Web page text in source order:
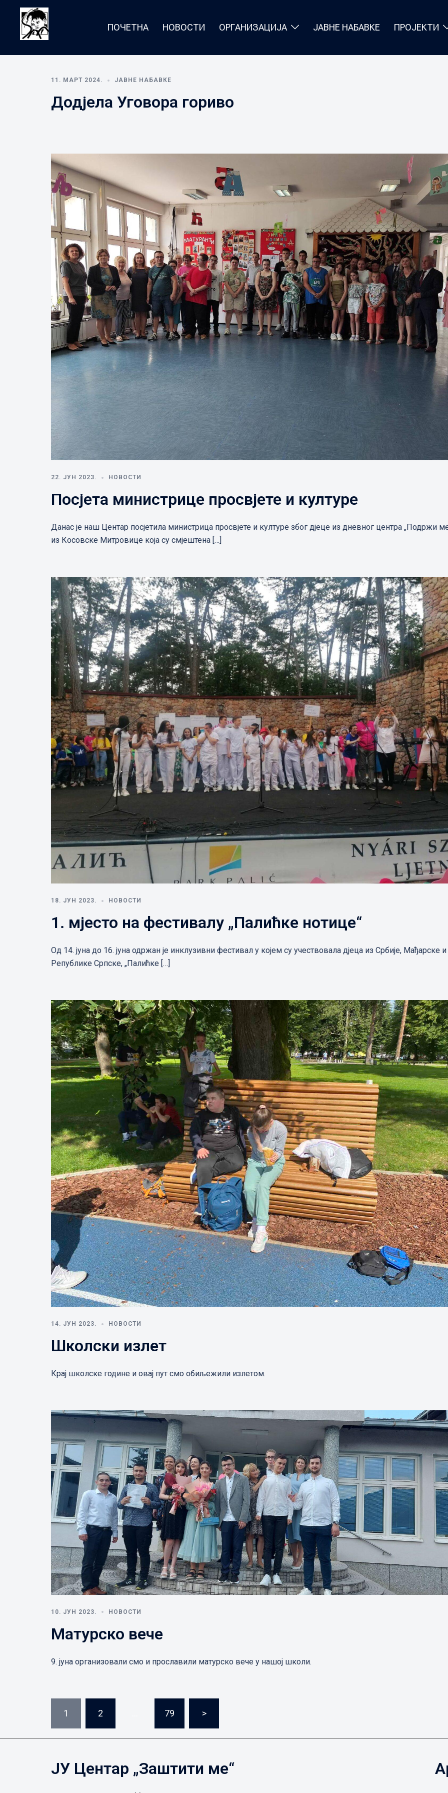
content
ЈУ
Центар
"Заштити
ме"
ПОЧЕТНА НОВОСТИ ОРГАНИЗАЦИЈА ЈАВНЕ НАБАВКЕ ПРОЈЕКТИ
11. МАРТ 2024. ЈАВНЕ НАБАВКЕ
Додјела Уговора гориво
22. ЈУН 2023. НОВОСТИ
Посјета министрице просвјете и културе
Данас је наш Центар посјетила министрица просвјете и културе због дјеце из дневног центра „Подржи
из Косовске Митровице која су смјештена […]
18. ЈУН 2023. НОВОСТИ
1. мјесто на фестивалу „Палићке нотице“
Од 14. јуна до 16. јуна одржан је инклузивни фестивал у којем су учествовала дјеца из Србије, Мађарске и
Републике Српске, „Палићке […]
14. ЈУН 2023. НОВОСТИ
Школски излет
Крај школске године и овај пут смо обиљежили излетом.
10. ЈУН 2023. НОВОСТИ
Матурско вече
9. јуна организовали смо и прославили матурско вече у нашој школи.
Пагинација
чланака
1 2 79 >
ЈУ Центар „Заштити ме“